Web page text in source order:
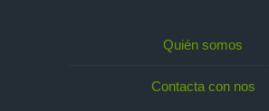
Quién somos
Contacta con nos